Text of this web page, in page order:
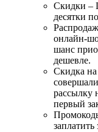
Скидки –
десятки
онлайн-
шанс
дешевле.
Скидка
рассылку
первый
заплатить